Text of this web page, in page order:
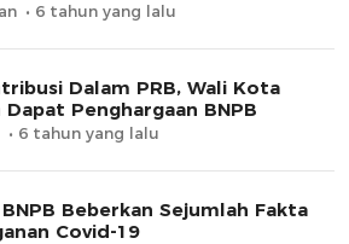
6 tahun yang lalu
Dalam PRB, Wali Kota
Penghargaan BNPB
6 tahun yang lalu
Beberkan Sejumlah Fakta
Covid-19